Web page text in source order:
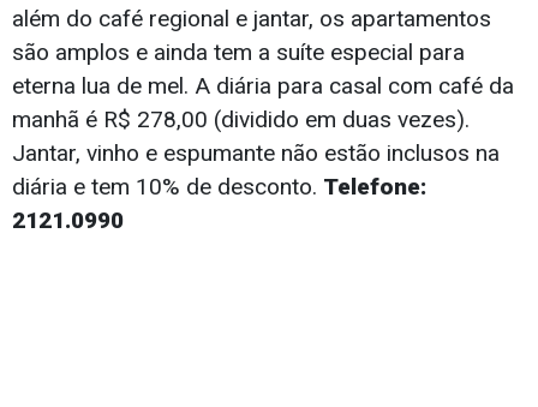
além do café regional e jantar, os apartamentos
são amplos e ainda tem a suíte especial para
eterna lua de mel. A diária para casal com café da
manhã é R$ 278,00 (dividido em duas vezes).
Jantar, vinho e espumante não estão inclusos na
diária e tem 10% de desconto. Telefone:
2121.0990